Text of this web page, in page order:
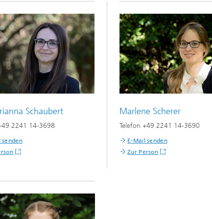
Schaubert
2241 14-3698
senden
Marlene Scherer
Telefon +49 2241 14-3690
E-Mail senden
Zur Person